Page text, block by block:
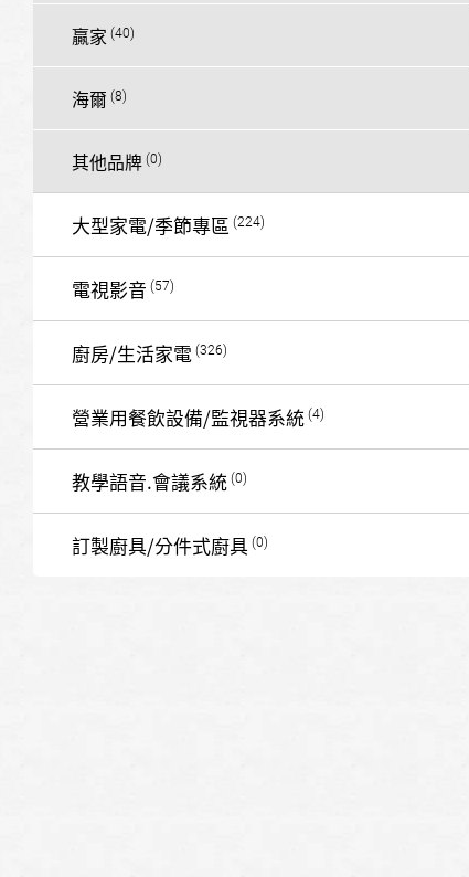
贏家
海爾
其他品牌
大型家電/季節專區
電視影音
廚房/生活家電
營業用餐飲設備/監視器系統
教學語音.會議系統
訂製廚具/分件式廚具